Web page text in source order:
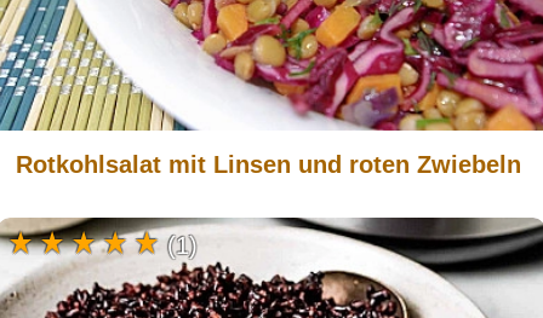
Rotkohlsalat mit Linsen und roten Zwiebeln
(1)